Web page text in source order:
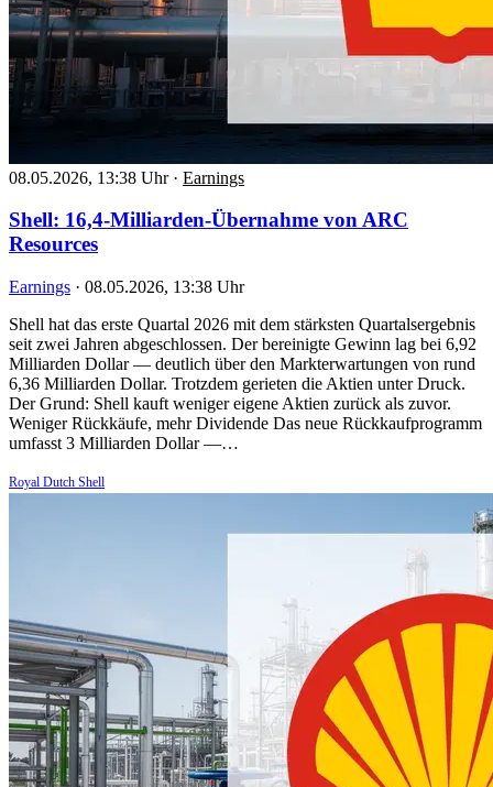
08.05.2026, 13:38 Uhr · Earnings
Shell: 16,4-Milliarden-Übernahme von ARC
Resources
Earnings · 08.05.2026, 13:38 Uhr
Shell hat das erste Quartal 2026 mit dem stärksten Quartalsergebnis
seit zwei Jahren abgeschlossen. Der bereinigte Gewinn lag bei 6,92
Milliarden Dollar — deutlich über den Markterwartungen von rund
6,36 Milliarden Dollar. Trotzdem gerieten die Aktien unter Druck.
Der Grund: Shell kauft weniger eigene Aktien zurück als zuvor.
Weniger Rückkäufe, mehr Dividende Das neue Rückkaufprogramm
umfasst 3 Milliarden Dollar —…
Royal Dutch Shell